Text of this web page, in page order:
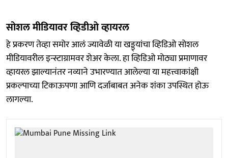
सोशल मीडियावर व्हिडीओ व्हायरल
हे प्रकरण तेव्हा समोर आलं ज्यावेळी या खड्ड्यांचा व्हिडिओ सोशल
मीडियावरील इन्स्टाग्रामवर शेअर केला. हा व्हिडिओ मोठ्या प्रमाणावर
व्हायरल झाल्यानंतर नव्याने उभारण्यात आलेल्या या महत्त्वाकांक्षी
प्रकल्पाच्या टिकाऊपणा आणि दर्जाबाबत अनेक शंका उपस्थित होऊ
लागल्या.